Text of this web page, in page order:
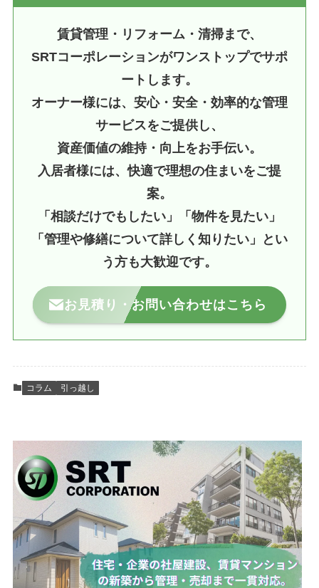
賃貸管理・リフォーム・清掃まで、
SRTコーポレーションがワンストップでサポ
ートします。
オーナー様には、安心・安全・効率的な管理
サービスをご提供し、
資産価値の維持・向上をお手伝い。
入居者様には、快適で理想の住まいをご提
案。
「相談だけでもしたい」「物件を見たい」
「管理や修繕について詳しく知りたい」とい
う方も大歓迎です。
お見積り・お問い合わせはこちら
コラム 引っ越し